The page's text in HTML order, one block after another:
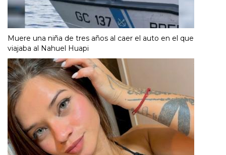
Muere una niña de tres años al caer el auto en el que
viajaba al Nahuel Huapi